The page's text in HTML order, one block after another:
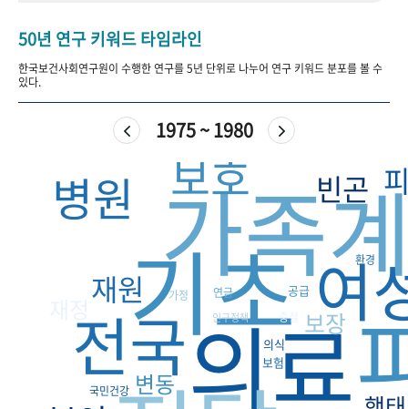
VR 역사관
50년 연구 키워드 타임라인
한국보건사회연구원이 수행한 연구를 5년 단위로 나누어 연구 키워드 분포를 볼 수
있다.
1975 ~ 1980
의료
기초
가족
전국
여
병원 보호 빈곤
재원
보장
변동
공급
보험
의식
가정 연금
국민건강
환경
중절
인구정책